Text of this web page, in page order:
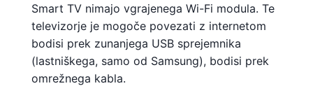
Smart TV nimajo vgrajenega Wi-Fi modula. Te
televizorje je mogoče povezati z internetom
bodisi prek zunanjega USB sprejemnika
(lastniškega, samo od Samsung), bodisi prek
omrežnega kabla.